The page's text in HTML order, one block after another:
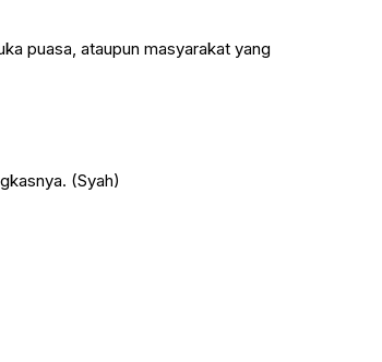
puasa, ataupun masyarakat yang
(Syah)